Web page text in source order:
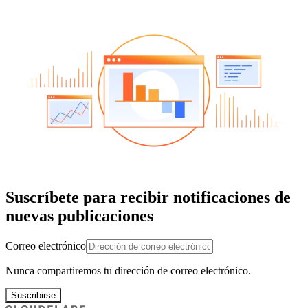
Suscríbete para recibir notificaciones de
nuevas publicaciones
Correo electrónico
Nunca compartiremos tu dirección de correo electrónico.
Suscribirse